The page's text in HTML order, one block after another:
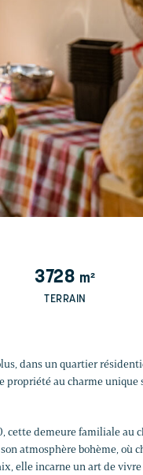
3728 m²
TERRAIN
dans un quartier
propriété au charme unique
cette demeure familiale au
atmosphère bohème, où
elle incarne un art de